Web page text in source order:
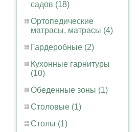
садов (18)
Ортопедические
матрасы, матрасы (4)
Гардеробные (2)
Кухонные гарнитуры
(10)
Обеденные зоны (1)
Столовые (1)
Столы (1)